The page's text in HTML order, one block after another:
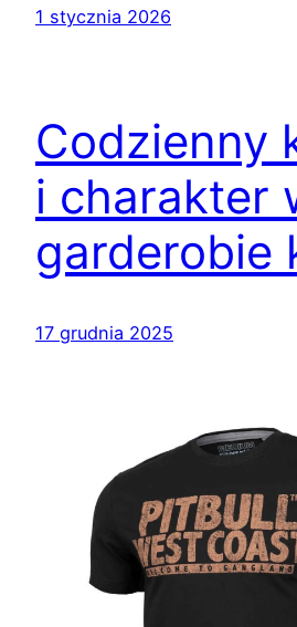
1 stycznia 2026
Codzienny
i charakter
garderobie
17 grudnia 2025